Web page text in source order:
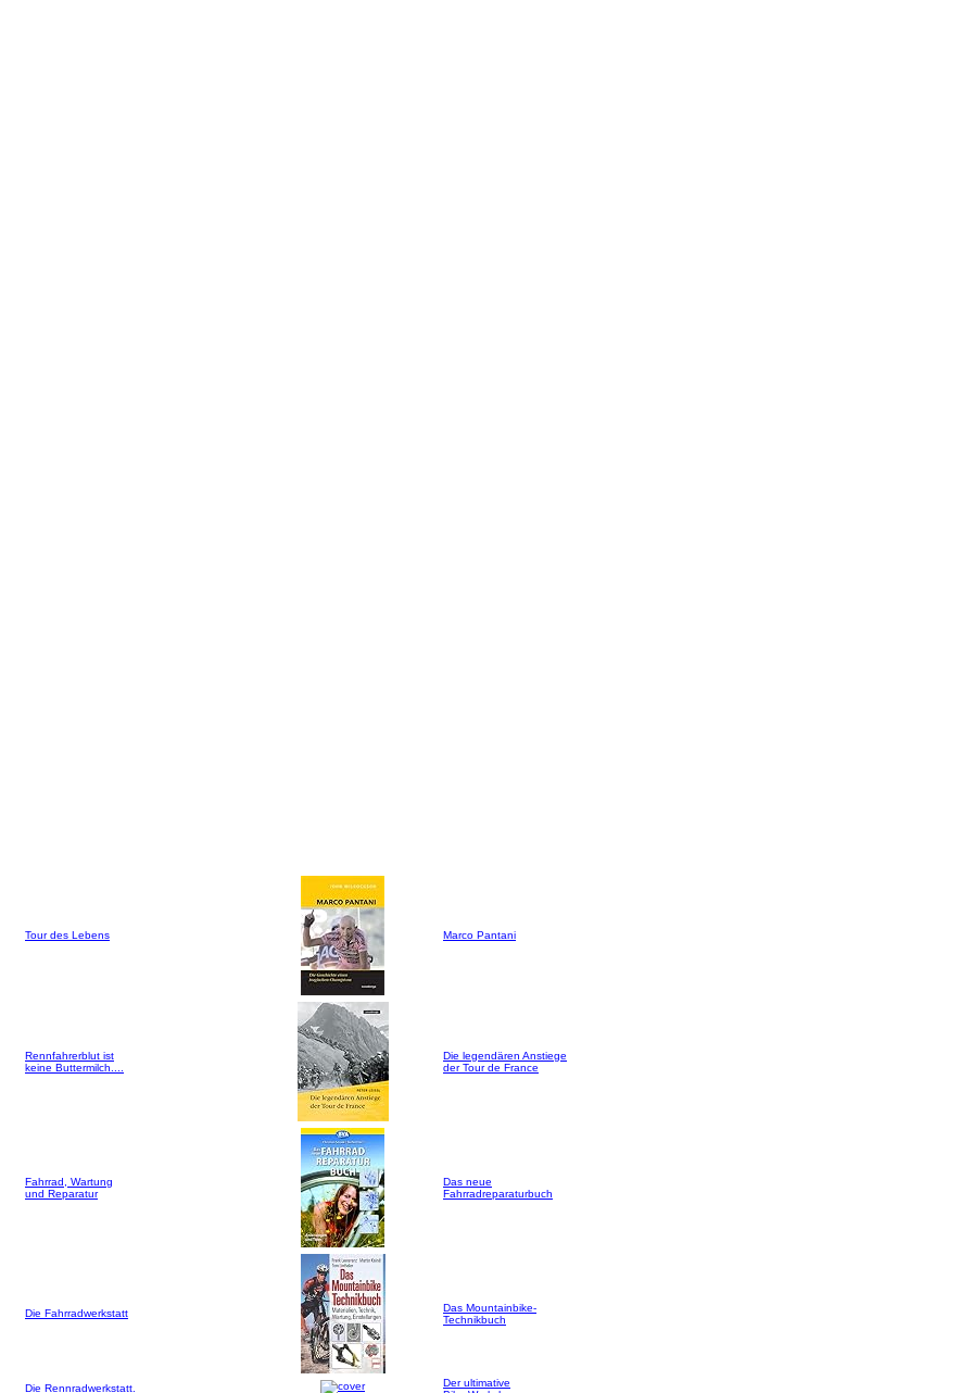
Tour des Lebens Marco Pantani
Rennfahrerblut ist
keine Buttermilch....
Die legendären Anstiege
der Tour de France
Fahrrad, Wartung
und Reparatur
Das neue
Fahrradreparaturbuch
Die Fahrradwerkstatt
Das Mountainbike-
Technikbuch
Die Rennradwerkstatt.
Der ultimative